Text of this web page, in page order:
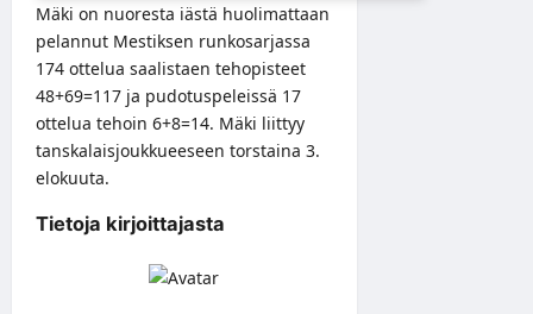
Mäki on nuoresta iästä huolimattaan
pelannut Mestiksen runkosarjassa
174 ottelua saalistaen tehopisteet
48+69=117 ja pudotuspeleissä 17
ottelua tehoin 6+8=14. Mäki liittyy
tanskalaisjoukkueeseen torstaina 3.
elokuuta.
Tietoja kirjoittajasta